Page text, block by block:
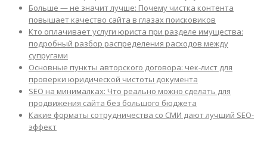
Больше — не значит лучше: Почему чистка контента
повышает качество сайта в глазах поисковиков
Кто оплачивает услуги юриста при разделе имущества:
подробный разбор распределения расходов между
супругами
Основные пункты авторского договора: чек-лист для
проверки юридической чистоты документа
SEO на минималках: Что реально можно сделать для
продвижения сайта без большого бюджета
Какие форматы сотрудничества со СМИ дают лучший SEO-
эффект